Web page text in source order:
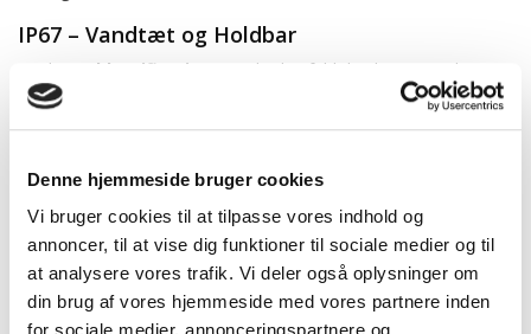
Denne hjemmeside bruger cookies
Vi bruger cookies til at tilpasse vores indhold og
annoncer, til at vise dig funktioner til sociale medier og til
at analysere vores trafik. Vi deler også oplysninger om
din brug af vores hjemmeside med vores partnere inden
IP67 – Vandtæt og Holdbar
Med IP67 klassificering
er enheden fuldt beskyttet mod støv
og vandstænk. Den er derfor oplagt til både indendørs brug og
installationer i fugtige eller udendørs miljøer. Bemærk dog, at
Beskrivelse